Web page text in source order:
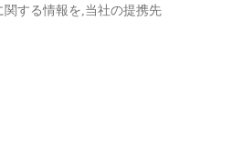
する情報を,当社の提携先